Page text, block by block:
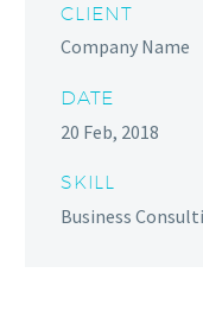
CLIENT
Company Name
DATE
20 Feb, 2018
SKILL
Business